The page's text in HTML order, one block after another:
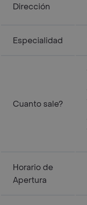
Dirección
Especialidad
Cuanto sale?
Horario de
Apertura